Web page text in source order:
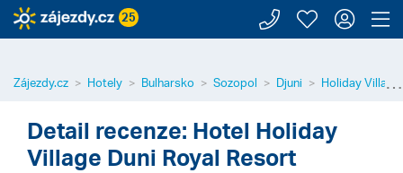
25 Zavolejte
Moje
⋯
Zájezdy.cz Hotely Bulharsko Sozopol Djuni Holiday
Detail recenze: Hotel Holiday
Village Duni Royal Resort